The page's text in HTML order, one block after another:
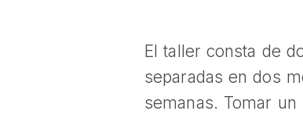
El taller consta de
separadas en dos
semanas. Tomar